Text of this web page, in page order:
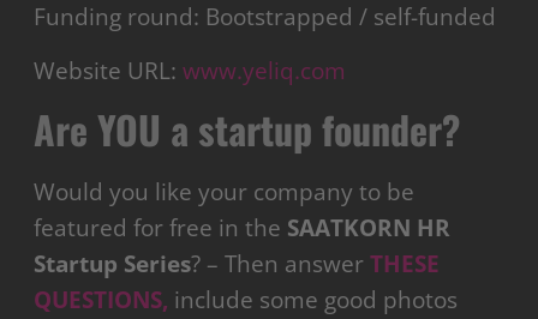
Funding round: Bootstrapped / self-funded
Website URL:www.yeliq.com
Are YOU a startup founder?
Would you like your company to be
featured for free in the SAATKORN HR
Startup Series? – Then answerTHESE
QUESTIONS, include some good photos